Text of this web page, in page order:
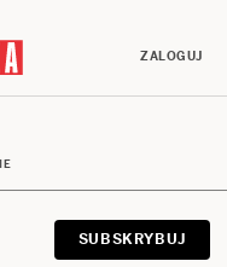
ZALOGUJ
SUBSKRYBUJ